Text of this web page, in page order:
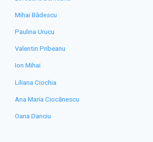
Mihai Bădescu
Paulina Urucu
Valentin Pribeanu
Ion Mihai
Liliana Ciochia
Ana Maria Ciocănescu
Oana Danciu